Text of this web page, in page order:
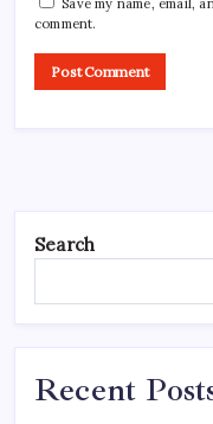
Save my name, email,
comment.
Search
Recent